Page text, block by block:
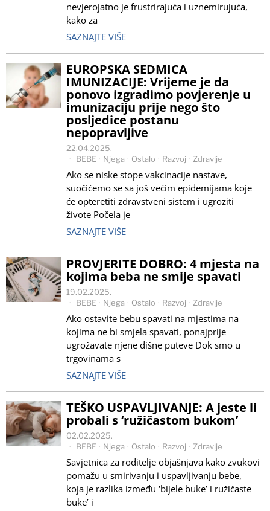
nevjerojatno je frustrirajuća i uznemirujuća,
kako za
SAZNAJTE VIŠE
EUROPSKA SEDMICA
IMUNIZACIJE: Vrijeme je da
ponovo izgradimo povjerenje u
imunizaciju prije nego što
posljedice postanu
nepopravljive
22.04.2025.
BEBE · Njega · Ostalo · Razvoj · Zdravlje
Ako se niske stope vakcinacije nastave,
suočićemo se sa još većim epidemijama koje
će opteretiti zdravstveni sistem i ugroziti
živote Počela je
SAZNAJTE VIŠE
PROVJERITE DOBRO: 4 mjesta na
kojima beba ne smije spavati
19.02.2025.
BEBE · Njega · Ostalo · Razvoj · Zdravlje
Ako ostavite bebu spavati na mjestima na
kojima ne bi smjela spavati, ponajprije
ugrožavate njene dišne puteve Dok smo u
trgovinama s
SAZNAJTE VIŠE
TEŠKO USPAVLJIVANJE: A jeste li
probali s ‘ružičastom bukom’
02.02.2025.
BEBE · Njega · Ostalo · Razvoj · Zdravlje
Savjetnica za roditelje objašnjava kako zvukovi
pomažu u smirivanju i uspavljivanju bebe,
koja je razlika između ‘bijele buke’ i ružičaste
buke’ i